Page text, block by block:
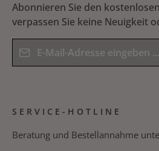
Abonnieren Sie den
verpassen Sie keine Neuigkeit
E-Mail-Adresse*
Kenntnis genommen und die
Bitte geben Sie das Ergebnis der
nachfolgende Textfeld ein. *
SERVICE-HOTLINE
Beratung und Bestellannahme